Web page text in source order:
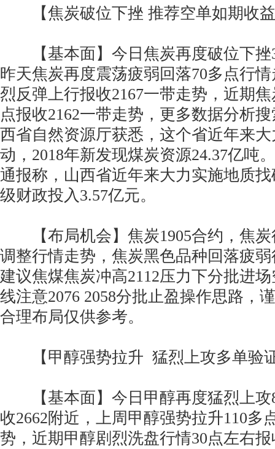
【焦炭破位下挫 推荐空单如期收
【基本面】今日焦炭再度破位下挫
昨天焦炭再度震荡疲弱回落70多点行
烈反弹上行报收2167一带走势，近期
点报收2162一带走势，更多数据分析
西省自然资源厅获悉，这个省近年来
动，2018年新发现煤炭资源24.37亿吨
通报称，山西省近年来大力实施地质
级财政投入3.57亿元。
【布局机会】焦炭1905合约，焦炭
调整行情走势，焦炭黑色品种回落疲
建议焦煤焦炭冲高2112压力下分批进
线注意2076 2058分批止盈操作思路，
合理布局仅供参考。
【甲醇强势拉升 猛烈上攻多单验
【基本面】今日甲醇再度猛烈上攻
收2662附近，上周甲醇强势拉升110多
势，近期甲醇剧烈洗盘行情30点左右